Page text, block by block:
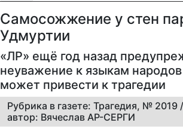
Самосожжение у стен
Удмуртии
«ЛР» ещё год назад
неуважение к языкам
может привести к трагедии
Рубрика в газете: Трагедия, № 2019
автор: Вячеслав АР-СЕРГИ